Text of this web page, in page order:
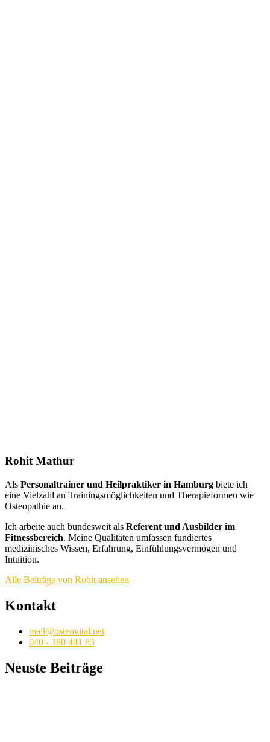
Rohit Mathur
Als Personaltrainer und Heilpraktiker in Hamburg biete ich
eine Vielzahl an Trainingsmöglichkeiten und Therapieformen wie
Osteopathie an.
Ich arbeite auch bundesweit als Referent und Ausbilder im
Fitnessbereich. Meine Qualitäten umfassen fundiertes
medizinisches Wissen, Erfahrung, Einfühlungsvermögen und
Intuition.
Alle Beiträge von Rohit ansehen
Kontakt
mail@osteovital.net
040 - 380 441 63
Neuste Beiträge